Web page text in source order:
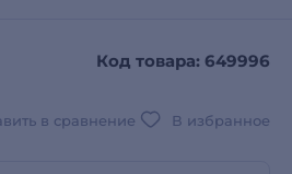
Код товара: 649996
в сравнение В избранное